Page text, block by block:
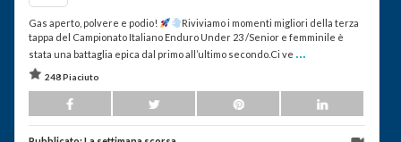
Gas aperto, polvere e podio!
Riviviamo i momenti migliori della terza
tappa del Campionato Italiano Enduro Under 23 /Senior e femminile è
stata una battaglia epica dal primo all’ultimo secondo.Ci ve ...
248 Piaciuto